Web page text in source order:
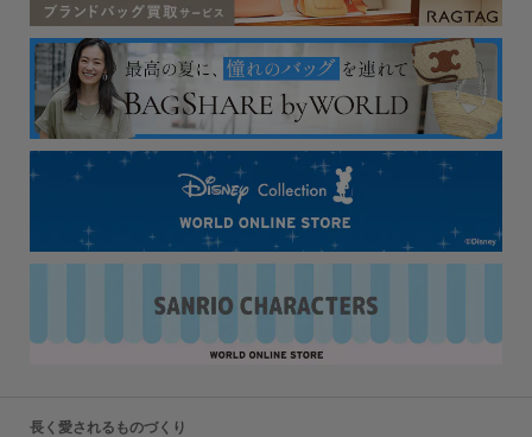
長く愛されるものづくり